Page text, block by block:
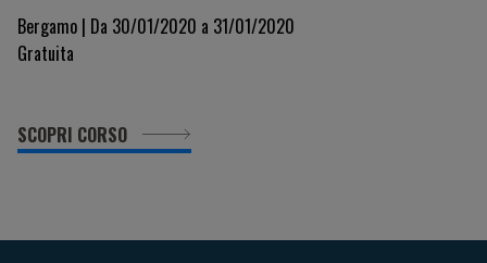
Bergamo | Da 30/01/2020 a 31/01/2020
Gratuita
SCOPRI CORSO